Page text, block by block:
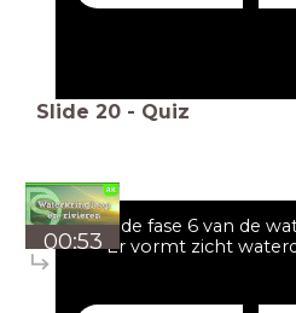
Slide 20 - Quiz
00:53
Bij de fase 6 van de
Er vormt zicht